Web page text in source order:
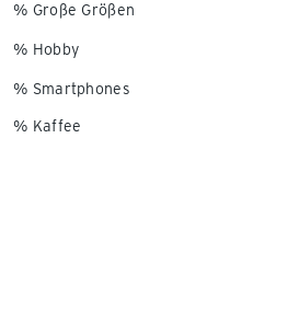
% Große Größen
% Hobby
% Smartphones
% Kaffee